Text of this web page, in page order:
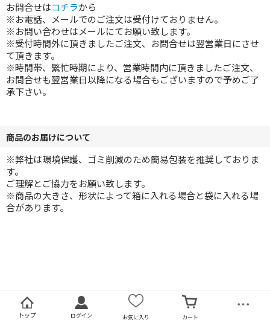
お問合せはコチラから
※お電話、メールでのご注文は受付けておりません。
※お問い合わせはメールにてお願い致します。
※受付時間外に頂きましたご注文、お問合せは翌営業日にさせ
て頂きます。
※時間帯、繁忙時期により、営業時間内に頂きましたご注文、
お問合せも翌営業日以降になる場合もございますので予めご了
承下さい。
商品のお届けについて
※弊社は環境保護、ゴミ削減のため簡易包装を推奨しておりま
す。
ご理解とご協力をお願い致します。
※商品の大きさ、形状によって箱に入れる場合と袋に入れる場
合があります。
トップ ログイン お気に入り カート